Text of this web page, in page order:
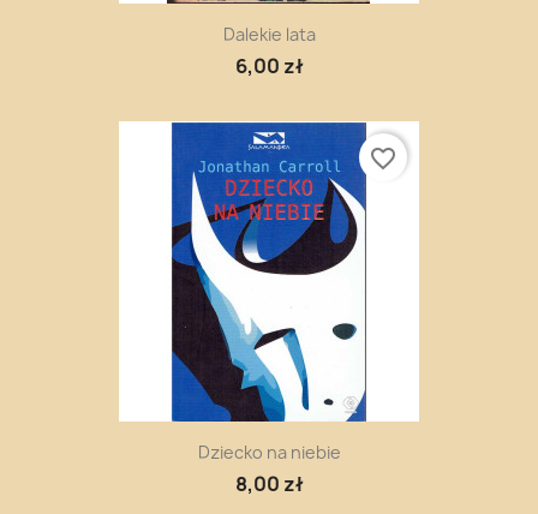
Dalekie lata
6,00 zł
Dziecko na niebie
8,00 zł
favorite_border